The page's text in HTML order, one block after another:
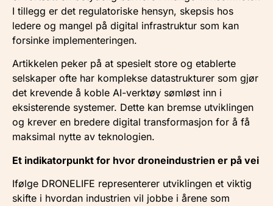
I tillegg er det regulatoriske hensyn, skepsis hos
ledere og mangel på digital infrastruktur som kan
forsinke implementeringen.
Artikkelen peker på at spesielt store og etablerte
selskaper ofte har komplekse datastrukturer som gjør
det krevende å koble AI-verktøy sømløst inn i
eksisterende systemer. Dette kan bremse utviklingen
og krever en bredere digital transformasjon for å få
maksimal nytte av teknologien.
Et indikatorpunkt for hvor droneindustrien er på vei
Ifølge DRONELIFE representerer utviklingen et viktig
skifte i hvordan industrien vil jobbe i årene som